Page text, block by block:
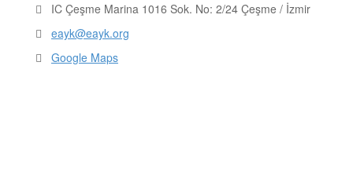
IC Çeşme Marina 1016 Sok. No: 2/24 Çeşme / İzmir
eayk@eayk.org
Google Maps